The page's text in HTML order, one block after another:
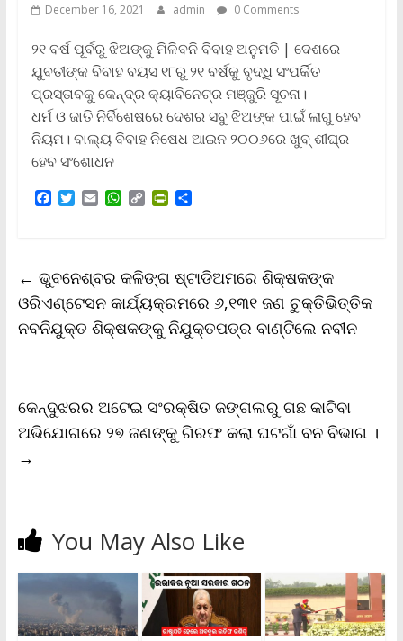
December 16, 2021 admin 0 Comments
୨୧ ବର୍ଷ ପୂର୍ବରୁ ଝିଅଙ୍କୁ ମିଳିବନି ବିବାହ ଅନୁମତି | ଦେଶରେ
ଯୁବତୀଙ୍କ ବିବାହ ବୟସ ୧୮ରୁ ୨୧ ବର୍ଷକୁ ବୃଦ୍ଧି ସଂପର୍କିତ
ପ୍ରସ୍ତାବକୁ କେନ୍ଦ୍ର କ୍ୟାବିନେଟ୍‌ର ମଞ୍ଜୁରି ସୂଚନା।
ଧର୍ମ ଓ ଜାତି ନିର୍ବିଶେଷରେ ଦେଶର ସବୁ ଝିଅଙ୍କ ପାଇଁ ଲାଗୁ ହେବ
ନିୟମ। ବାଲ୍ୟ ବିବାହ ନିଷେଧ ଆଇନ ୨୦୦୬ରେ ଖୁବ୍‌ ଶୀଘ୍ର
ହେବ ସଂଶୋଧନ
F
o
o
k
T
e
r
E
W
A
p
p
C
i
n
k
P
F
r
i
e
S
← ଭୁବନେଶ୍ବର କଳିଙ୍ଗ ଷ୍ଟାଡିଅମରେ ଶିକ୍ଷକଙ୍କ
ଓରିଏଣ୍ଟେସନ କାର୍ଯ୍ୟକ୍ରମରେ ୬,୧୩୧ ଜଣ ଚୁକ୍ତିଭିତ୍ତିକ
ନବନିଯୁକ୍ତ ଶିକ୍ଷକଙ୍କୁ ନିଯୁକ୍ତପତ୍ର ବାଣ୍ଟିଲେ ନବୀନ
କେନ୍ଦୁଝରର ଅଟେଇ ସଂରକ୍ଷିତ ଜଙ୍ଗଲରୁ ଗଛ କାଟିବା
ଅଭିଯୋଗରେ ୨୭ ଜଣଙ୍କୁ ଗିରଫ କଲା ଘଟଗାଁ ବନ ବିଭାଗ ।
→
You May Also Like